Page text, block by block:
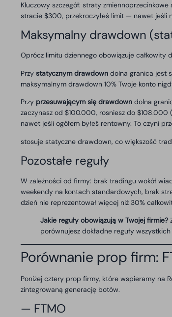
Kluczowy szczegół: straty
stracie $300, przekroczyłeś limit — nawet jeśli
Maksymalny drawdown
Oprócz limitu dziennego obowiązuje całkowity
Przy statycznym drawdown dolna granica jest
maksymalnym drawdown 10% Twoje konto
Przy przesuwającym się drawdown dolna
zaczynasz od $100.000, rosniesz do
nawet jeśli ogółem byłeś rentowny. To czyni
stosuje statyczne drawdown, co większość
Pozostałe reguły
W zależności od firmy: brak tradingu wokół
weekendy na kontach standardowych, brak
dzień nie reprezentował więcej niż 30%
Jakie reguły obowiązują w Twojej firmie?
porównujesz dokładne reguły
Porównanie prop firm:
Poniżej cztery prop firmy, które wspieramy na
zintegrowaną generację botów.
— FTMO